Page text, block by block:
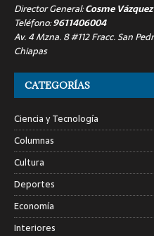
Director General:Cosme Vázquez
Teléfono:9611406004
Av. 4 Mzna. 8 #112 Fracc. San
Chiapas
CATEGORÍAS
Ciencia y Tecnología
Columnas
Cultura
Deportes
Economía
Interiores